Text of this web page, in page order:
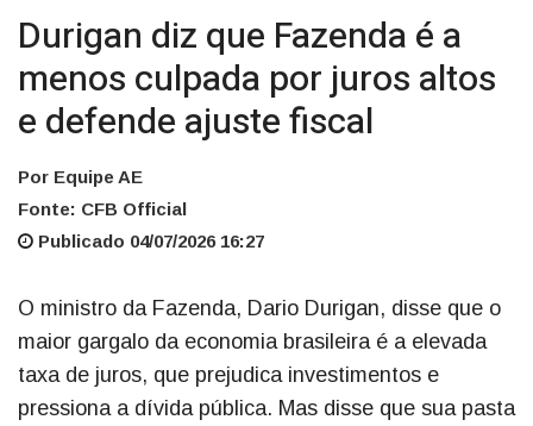
Durigan diz que Fazenda é a
menos culpada por juros altos
e defende ajuste fiscal
Por Equipe AE
Fonte: CFB Official
Publicado 04/07/2026 16:27
O ministro da Fazenda, Dario Durigan, disse que o
maior gargalo da economia brasileira é a elevada
taxa de juros, que prejudica investimentos e
pressiona a dívida pública. Mas disse que sua pasta